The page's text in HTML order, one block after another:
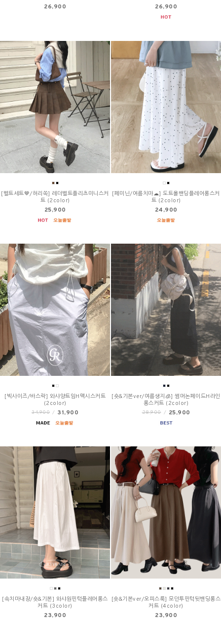
26,900 26,900
[벨트세트🤎/허리쏙] 레더벨트플리츠미니스커
트 (2color)
25,900
[페미닌/여름치마☁] 도트올밴딩플레어롱스커
트 (2color)
24,900
[빅사이즈/바스락] 와샤양트임H맥시스커트
(2color)
34,900 / 31,900
[숏&기본ver/여름생지🧊] 썸머논페이드H라인
롱스커트 (2color)
28,900 / 25,900
[속치마내장/숏&기본] 와샤원핀턱플레어롱스
커트 (3color)
23,900
[숏&기본ver/오피스룩] 모던투핀턱뒷밴딩롱스
커트 (4color)
23,900